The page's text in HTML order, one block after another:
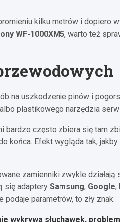
kilku metrów i dopiero
WF-1000XM5, warto też
na uszkodzenie pinów i
plastikowego narzędzia
bardzo często zbiera się tam
końca. Efekt wygląda tak,
zamienniki zwykle działają
się adaptery Samsung, Google,
podaje parametrów, to zły znak.
wykrywa słuchawek,